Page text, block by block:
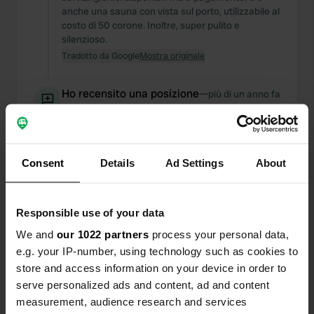
Consent Details Ad Settings About
Responsible use of your data
We and our 1022 partners process your personal data,
e.g. your IP-number, using technology such as cookies to
store and access information on your device in order to
serve personalized ads and content, ad and content
measurement, audience research and services
anche una sauna con vista sul porto, utilizzabile al
costo di 50 corone. Inoltre, super pulito e
silenzioso.
Tradotto da GoogleMostra originale
Ho recensito una posizione—più di un anno fa
Che gioiello di posto! Una serena tranquillità, tra
condividere il suo pezzo di erba con i
campeggiatori. Che regalo❤️.
Ho recensito una posizione—circa 2 anni fa
Sitecode:115229
Campeggio meravigliosamente tranquillo, ottimi
servizi igienici. Sullo sfondo si sente lo scorrere
del Nive e il cinguettio degli uccelli e si ha la vista
sulle montagne. Puoi rinfrescarti